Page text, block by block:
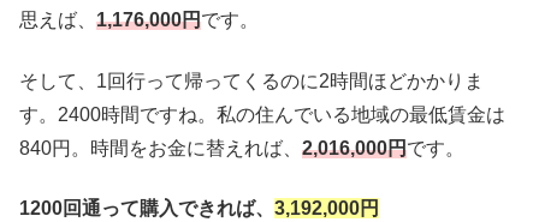
思えば、 1,176,000円です。
そして、1回行って帰ってくるのに2時間ほどかかりま
す。2400時間ですね。私の住んでいる地域の最低賃金は
840円。時間をお金に替えれば、 2,016,000円です。
1200回通って購入できれば、 3,192,000円